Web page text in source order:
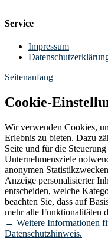
Service
Impressum
Seitenanfang
Cookie-
Wir verwenden Cookies,
Erlebnis zu bieten. Dazu
Seite und für die
Unternehmensziele
anonymen
Anzeige personalisierter
entscheiden, welche
beachten Sie, dass auf
mehr alle Funktionalitäten
→ Weitere Informationen
Datenschutzhinweis.